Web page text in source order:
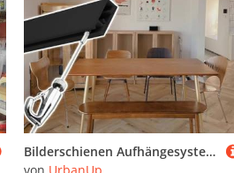
Bilderschienen Aufhängesystem Wandschienen-Set mit verstellbaren Haken und Drähten, Schwarze Bilderaufhänger für Rahmen, Bilderaufhänger für Bilderausstellungen(1.6'/0.5m Cable,65"/165cm Track)